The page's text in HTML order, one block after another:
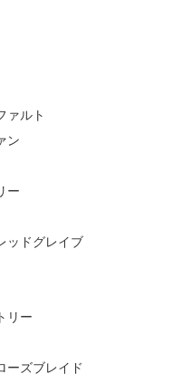
ァルト
ン
ー
ッドグレイブ
リー
ーズブレイド